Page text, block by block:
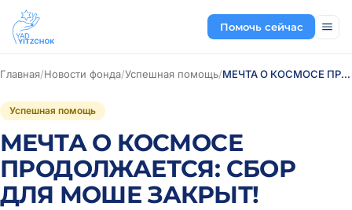
Помочь сейчас
Главная/Новости фонда/Успешная помощь/ МЕЧТА О КОСМОСЕ ПРОДОЛЖАЕТСЯ: СБОР ДЛЯ МОШЕ ЗАКРЫТ!
Успешная помощь
МЕЧТА О КОСМОСЕ
ПРОДОЛЖАЕТСЯ: СБОР
ДЛЯ МОШЕ ЗАКРЫТ!